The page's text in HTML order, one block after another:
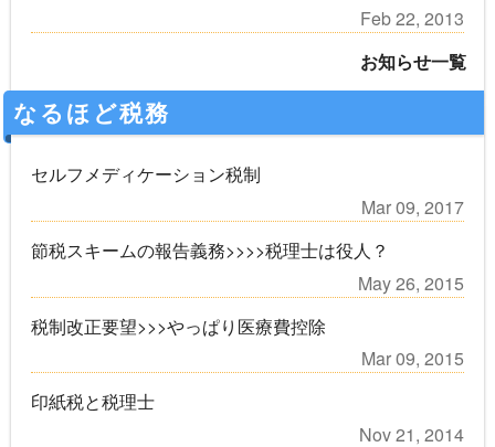
Feb 22, 2013
お知らせ一覧
なるほど税務
セルフメディケーション税制
Mar 09, 2017
節税スキームの報告義務>>>>税理士は役人？
May 26, 2015
税制改正要望>>>やっぱり医療費控除
Mar 09, 2015
印紙税と税理士
Nov 21, 2014